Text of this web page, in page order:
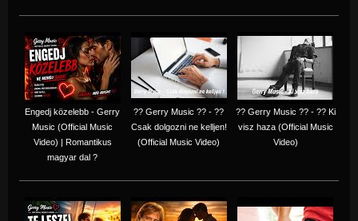
Engedj közelebb - Gerry
Music (Official Music
Video) | Romantikus
magyar dal ?
?? Gerry Music ?? - ??
Csak dolgozni ne kelljen!
(Official Music Video)
?? Gerry Music ?? - ?? Ki
visz haza (Official Music
Video)